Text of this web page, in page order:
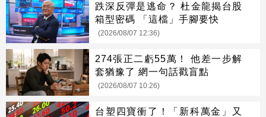
跌深反彈是逃命？ 杜金龍揭台股
箱型密碼 「這檔」手腳要快
(2026/08/07 12:36)
274張正二虧55萬！ 他差一步解
套猶豫了 網一句話戳盲點
(2026/08/07 10:26)
台塑四寶衝了！「新科萬金」又